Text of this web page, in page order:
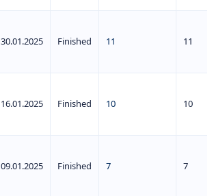
30.01.2025 Finished 11 11
16.01.2025 Finished 10 10
09.01.2025 Finished 7 7